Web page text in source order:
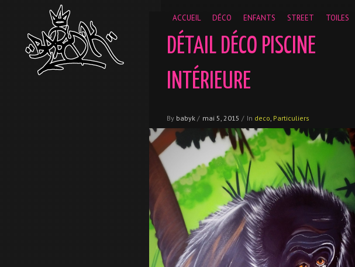
__gaTracker('require', 'displayfeatures'); __gaTracker('send','pageview');
ACCUEIL DÉCO ENFANTS STREET TOILES
DÉTAIL DÉCO PISCINE
INTÉRIEURE
By babyk / mai 5, 2015 / In deco, Particuliers